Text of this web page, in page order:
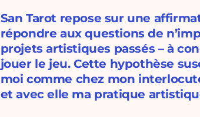
San Tarot repose sur une
répondre aux questions de
projets artistiques passés – à
jouer le jeu. Cette hypothèse
moi comme chez mon
et avec elle ma pratique